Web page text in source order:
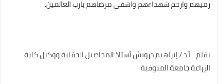
رميهم وارحم شهداءهم واشفى مرضاهم يارب العالمين..
بقلم .. أ.د / إبراهيم درويش أستاذ المحاصيل الحقلية ووكيل كلية
الزراعة جامعة المنوفية